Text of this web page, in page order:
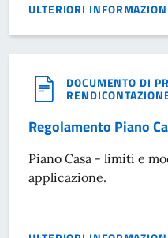
ULTERIORI
INTERVENTI A FAVORE
DOCUMENTO DI
Regolamento Piano
Piano Casa - limiti e
applicazione.